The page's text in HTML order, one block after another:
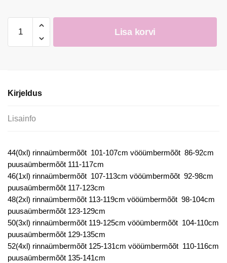
kogus
Lisa korvi
Kirjeldus
Lisainfo
44(0xl) rinnaümbermõõt 101-107cm vööümbermõõt 86-92cm
puusaümbermõõt 111-117cm
46(1xl) rinnaümbermõõt 107-113cm vööümbermõõt 92-98cm
puusaümbermõõt 117-123cm
48(2xl) rinnaümbermõõt 113-119cm vööümbermõõt 98-104cm
puusaümbermõõt 123-129cm
50(3xl) rinnaümbermõõt 119-125cm vööümbermõõt 104-110cm
puusaümbermõõt 129-135cm
52(4xl) rinnaümbermõõt 125-131cm vööümbermõõt 110-116cm
puusaümbermõõt 135-141cm